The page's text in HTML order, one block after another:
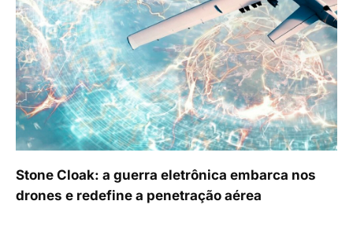
Stone Cloak: a guerra eletrônica embarca nos
drones e redefine a penetração aérea